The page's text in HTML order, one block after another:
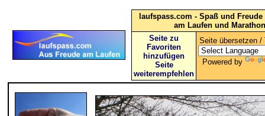
laufspass.com - Spaß und
am Laufen und Marathon
Seite zu
Favoriten
hinzufügen
Seite
weiterempfehlen
Seite übersetzen /
Powered by